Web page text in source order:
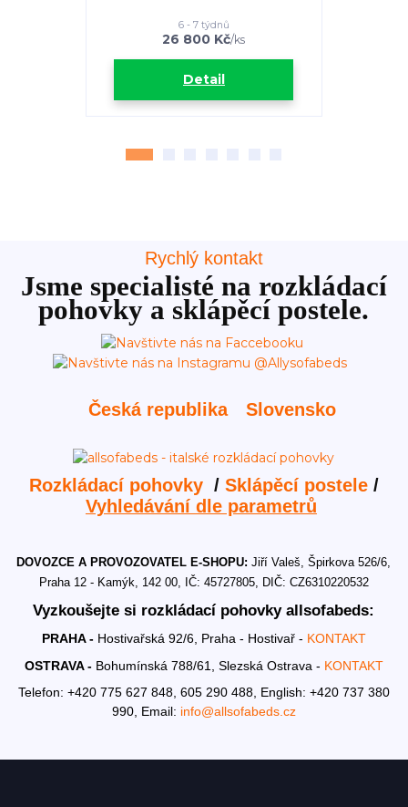
26 800 Kč/ks
6 - 7 týdnů
Detail
Rychlý kontakt
Jsme specialisté na rozkládací
pohovky a sklápěcí postele.
Česká republika Slovensko
Rozkládací pohovky / Sklápěcí postele/
Vyhledávání dle parametrů
DOVOZCE A PROVOZOVATEL E-SHOPU:Jiří Valeš, Špirkova 526/6,
Praha 12 - Kamýk, 142 00, IČ: 45727805, DIČ: CZ6310220532
Vyzkoušejte si rozkládací pohovky allsofabeds:
PRAHA - Hostivařská 92/6, Praha - Hostivař - KONTAKT
OSTRAVA - Bohumínská 788/61, Slezská Ostrava - KONTAKT
Telefon: +420 775 627 848, 605 290 488, English: +420 737 380
990, Email: info@allsofabeds.cz